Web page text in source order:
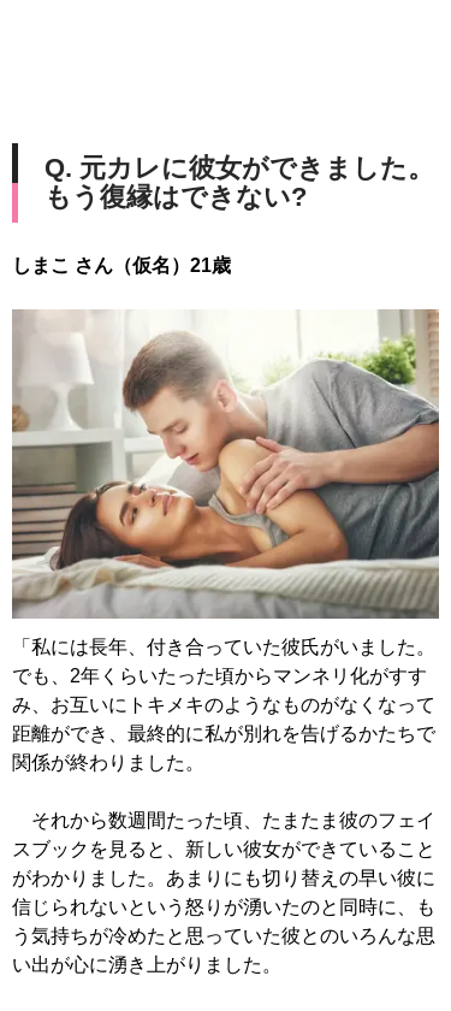
Q. 元カレに彼女ができました。
もう復縁はできない?
しまこ さん（仮名）21歳
「私には長年、付き合っていた彼氏がいました。
でも、2年くらいたった頃からマンネリ化がすす
み、お互いにトキメキのようなものがなくなって
距離ができ、最終的に私が別れを告げるかたちで
関係が終わりました。
それから数週間たった頃、たまたま彼のフェイ
スブックを見ると、新しい彼女ができていること
がわかりました。あまりにも切り替えの早い彼に
信じられないという怒りが湧いたのと同時に、も
う気持ちが冷めたと思っていた彼とのいろんな思
い出が心に湧き上がりました。